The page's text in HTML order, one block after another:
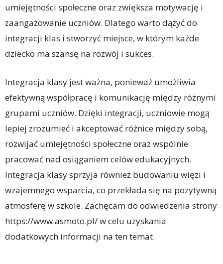
umiejętności społeczne oraz zwiększa motywację i
zaangażowanie uczniów. Dlatego warto dążyć do
integracji klas i stworzyć miejsce, w którym każde
dziecko ma szansę na rozwój i sukces.
Integracja klasy jest ważna, ponieważ umożliwia
efektywną współpracę i komunikację między różnymi
grupami uczniów. Dzięki integracji, uczniowie mogą
lepiej zrozumieć i akceptować różnice między sobą,
rozwijać umiejętności społeczne oraz wspólnie
pracować nad osiąganiem celów edukacyjnych.
Integracja klasy sprzyja również budowaniu więzi i
wzajemnego wsparcia, co przekłada się na pozytywną
atmosferę w szkole. Zachęcam do odwiedzenia strony
https://www.asmoto.pl/ w celu uzyskania
dodatkowych informacji na ten temat.